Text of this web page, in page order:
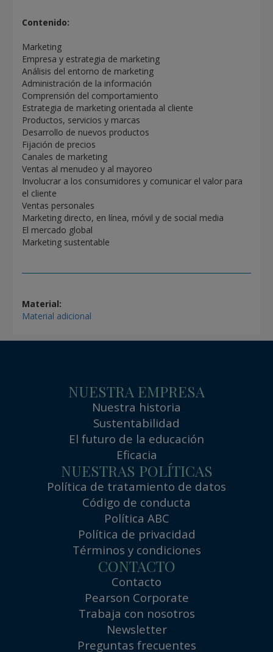
Contenido:
Marketing
Empresa y estrategia de marketing
Análisis del entorno de marketing
Administración de la información
Comprensión del comportamiento
Estrategia de marketing orientada al cliente
Productos, servicios y marcas
Desarrollo de nuevos productos
Fijación de precios
Canales de marketing
Ventas al menudeo y al mayoreo
Involucrar a los consumidores y comunicar el valor para
el cliente
Ventas personales
Marketing directo, en línea, móvil y de social media
El mercado global
Marketing sustentable
Material:
Material adicional
NUESTRA EMPRESA
Nuestra historia
Sustentabilidad
El futuro de la educación
Eficacia
NUESTRAS POLÍTICAS
Política de tratamiento de datos
Código de conducta
Política ABC
Política de privacidad
Términos y condiciones
CONTACTO
Contacto
Pearson Corporate
Trabaja con nosotros
Newsletter
Preguntas frecuentes